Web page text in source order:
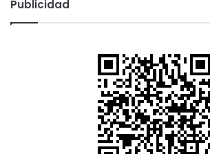
Publicidad